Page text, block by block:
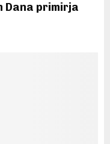
Dana primirja